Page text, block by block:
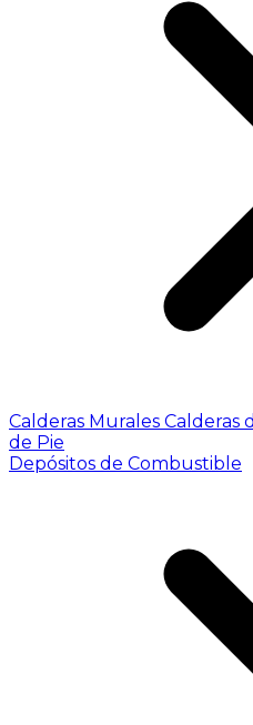
Calderas Murales Calderas
de Pie
Depósitos de Combustible